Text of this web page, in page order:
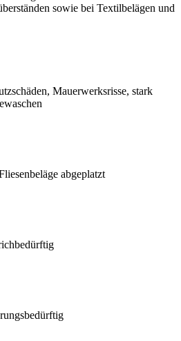
sowie bei Textilbelägen und
Mauerwerksrisse, stark
abgeplatzt